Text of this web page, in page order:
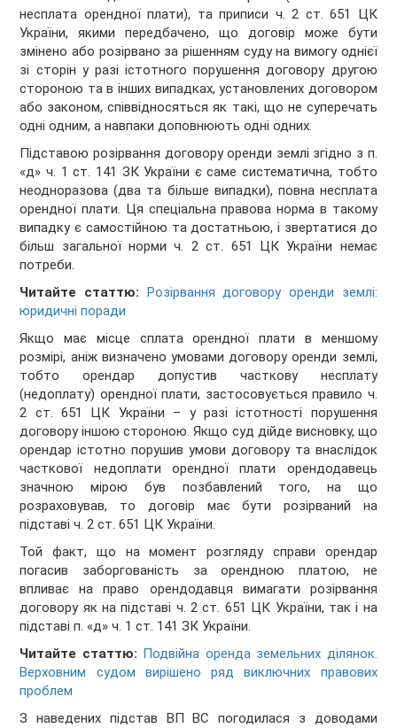
несплата орендної плати), та приписи ч. 2 ст. 651 ЦК
України, якими передбачено, що договір може бути
змінено або розірвано за рішенням суду на вимогу однієї
зі сторін у разі істотного порушення договору другою
стороною та в інших випадках, установлених договором
або законом, співвідносяться як такі, що не суперечать
одні одним, а навпаки доповнюють одні одних.
Підставою розірвання договору оренди землі згідно з п.
«д» ч. 1 ст. 141 ЗК України є саме систематична, тобто
неодноразова (два та більше випадки), повна несплата
орендної плати. Ця спеціальна правова норма в такому
випадку є самостійною та достатньою, і звертатися до
більш загальної норми ч. 2 ст. 651 ЦК України немає
потреби.
Читайте статтю: Розірвання договору оренди землі:
юридичні поради
Якщо має місце сплата орендної плати в меншому
розмірі, аніж визначено умовами договору оренди землі,
тобто орендар допустив часткову несплату
(недоплату) орендної плати, застосовується правило ч.
2 ст. 651 ЦК України – у разі істотності порушення
договору іншою стороною. Якщо суд дійде висновку, що
орендар істотно порушив умови договору та внаслідок
часткової недоплати орендної плати орендодавець
значною мірою був позбавлений того, на що
розраховував, то договір має бути розірваний на
підставі ч. 2 ст. 651 ЦК України.
Той факт, що на момент розгляду справи орендар
погасив заборгованість за орендною платою, не
впливає на право орендодавця вимагати розірвання
договору як на підставі ч. 2 ст. 651 ЦК України, так і на
підставі п. «д» ч. 1 ст. 141 ЗК України.
Читайте статтю: Подвійна оренда земельних ділянок.
Верховним судом вирішено ряд виключних правових
проблем
З наведених підстав ВП ВС погодилася з доводами